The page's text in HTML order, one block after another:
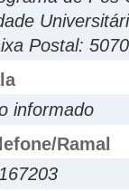
Postal: 5070
informado
Ramal